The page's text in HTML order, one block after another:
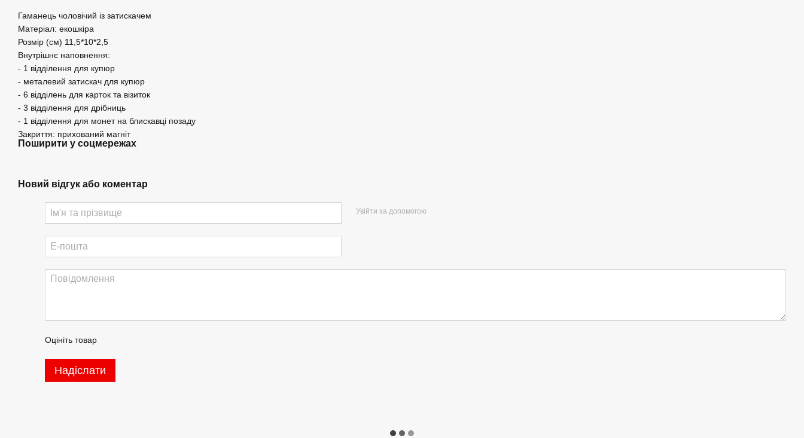
Гаманець чоловічий із затискачем
Матеріал: екошкіра
Розмір (см) 11,5*10*2,5
Внутрішнє наповнення:
- 1 відділення для купюр
- металевий затискач для купюр
- 6 відділень для карток та візиток
- 3 відділення для дрібниць
- 1 відділення для монет на блискавці позаду
Закриття: прихований магніт
Поширити у соцмережах
Новий відгук або коментар
Увійти за допомогою
Оцініть товар
Надіслати